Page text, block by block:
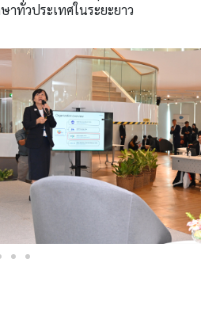
าทั่วประเทศในระยะยาว